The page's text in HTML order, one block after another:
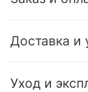
Доставка и
Уход и